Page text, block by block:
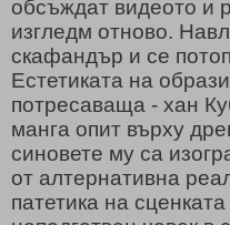
обсъждат видеото и
изгледм отново.
скафандър и се
Естетиката на
потресаваща - хан
манга опит върху
синовете му са
от алтернативна
патетика на